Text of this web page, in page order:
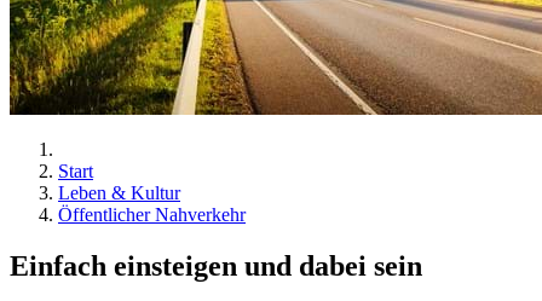
Start
Leben & Kultur
Öffentlicher Nahverkehr
Einfach einsteigen und dabei sein